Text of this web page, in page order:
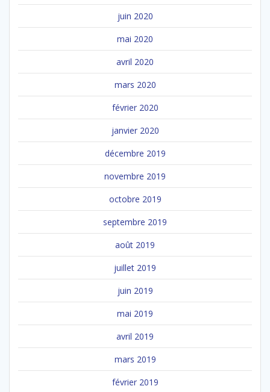
juin 2020
mai 2020
avril 2020
mars 2020
février 2020
janvier 2020
décembre 2019
novembre 2019
octobre 2019
septembre 2019
août 2019
juillet 2019
juin 2019
mai 2019
avril 2019
mars 2019
février 2019